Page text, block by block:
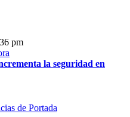
pm
la seguridad en
de Portada